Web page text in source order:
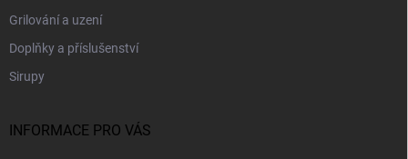
Grilování a uzení
Doplňky a příslušenství
Sirupy
INFORMACE PRO VÁS